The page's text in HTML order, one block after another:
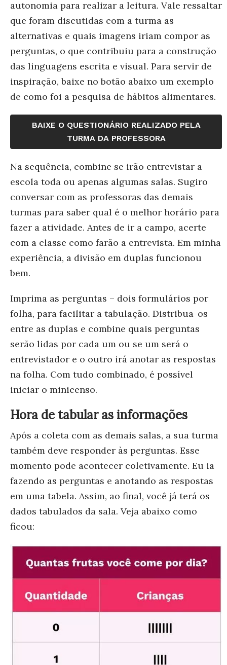
autonomia para realizar a leitura. Vale ressaltar
que foram discutidas com a turma as
alternativas e quais imagens iriam compor as
perguntas, o que contribuiu para a construção
das linguagens escrita e visual. Para servir de
inspiração, baixe no botão abaixo um exemplo
de como foi a pesquisa de hábitos alimentares.
BAIXE O QUESTIONÁRIO REALIZADO PELA
TURMA DA PROFESSORA
Na sequência, combine se irão entrevistar a
escola toda ou apenas algumas salas. Sugiro
conversar com as professoras das demais
turmas para saber qual é o melhor horário para
fazer a atividade. Antes de ir a campo, acerte
com a classe como farão a entrevista. Em minha
experiência, a divisão em duplas funcionou
bem.
Imprima as perguntas – dois formulários por
folha, para facilitar a tabulação. Distribua-os
entre as duplas e combine quais perguntas
serão lidas por cada um ou se um será o
entrevistador e o outro irá anotar as respostas
na folha. Com tudo combinado, é possível
iniciar o minicenso.
Hora de tabular as informações
Após a coleta com as demais salas, a sua turma
também deve responder às perguntas. Esse
momento pode acontecer coletivamente. Eu ia
fazendo as perguntas e anotando as respostas
em uma tabela. Assim, ao final, você já terá os
dados tabulados da sala. Veja abaixo como
ficou: